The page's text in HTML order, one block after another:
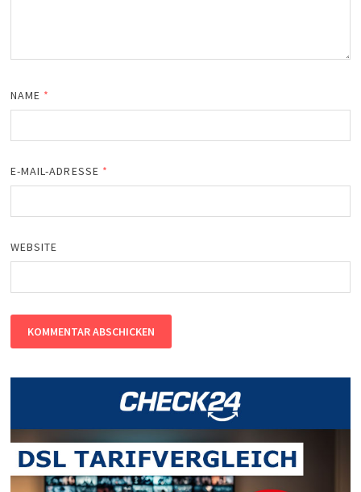
NAME *
E-MAIL-ADRESSE *
WEBSITE